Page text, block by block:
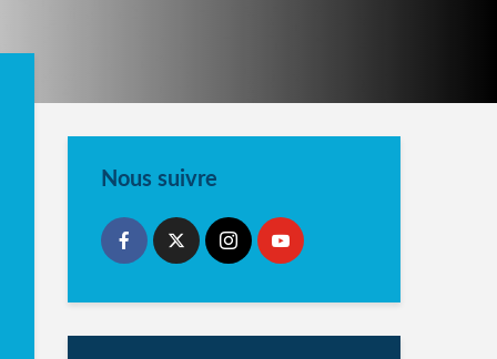
Nous suivre